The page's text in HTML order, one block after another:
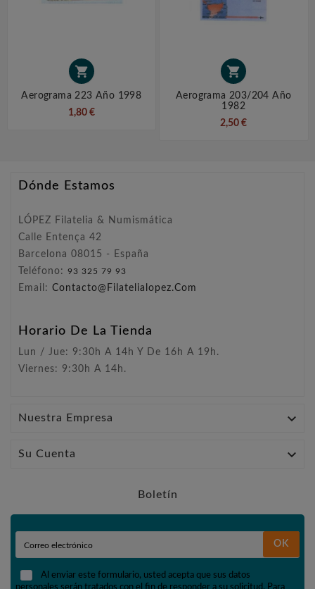

Aerograma 223 Año 1998
1,80 €

Aerograma 203/204 Año
1982
2,50 €
Dónde Estamos
LÓPEZ Filatelia & Numismática
Calle Entença 42
Barcelona 08015 - España
Teléfono: 93 325 79 93
Email: Contacto@filatelialopez.com
Horario De La Tienda
Lun / Jue: 9:30h A 14h Y De 16h A 19h.
Viernes: 9:30h A 14h.
Nuestra Empresa 
Su Cuenta 
Boletín
OK
Al enviar este formulario, usted acepta que sus datos
personales serán tratados con el fin de responder a su solicitud. Para